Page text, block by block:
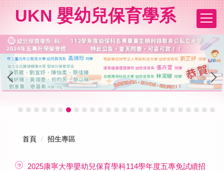
要
內
容
區
UKN 嬰幼兒保育學系
首頁 招生專區
2025康寧大學嬰幼兒保育學科114學年度五專免試續招